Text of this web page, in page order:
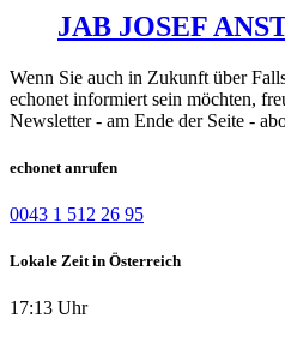
JAB JOSEF
Wenn Sie auch in Zukunft über
echonet informiert sein möchten,
Newsletter - am Ende der Seite -
echonet anrufen
0043 1 512 26 95
Lokale Zeit in Österreich
17:13 Uhr